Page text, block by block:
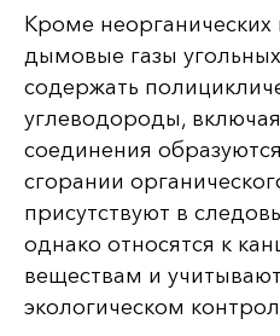
Кроме
дымовые газы
содержать
углеводороды,
соединения
сгорании
присутствуют в
однако относятся к
веществам и
экологическом